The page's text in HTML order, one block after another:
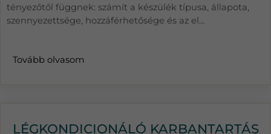
tényezőtől függnek: számít a készülék típusa, állapota,
szennyezettsége, hozzáférhetősége és az el...
Tovább olvasom
LÉGKONDICIONÁLÓ KARBANTARTÁS